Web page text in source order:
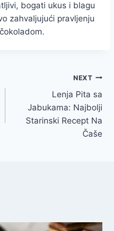
bogati ukus i blagu
zahvaljujući pravljenju
NEXT
Lenja Pita sa
Jabukama: Najbolji
Starinski Recept Na
Čaše